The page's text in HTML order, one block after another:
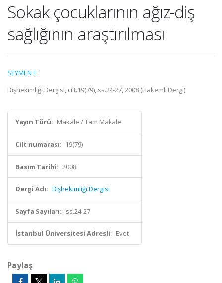
Sokak çocuklarının ağız-diş
sağlığının araştırılması
SEYMEN F.
Dişhekimliği Dergisi, cilt.19(79), ss.24-27, 2008 (Hakemli Dergi)
Yayın Türü: Makale / Tam Makale
Cilt numarası: 19(79)
Basım Tarihi: 2008
Dergi Adı: Dişhekimliği Dergisi
Sayfa Sayıları: ss.24-27
İstanbul Üniversitesi Adresli: Evet
Paylaş